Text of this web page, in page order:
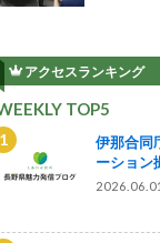
アクセスランキング
TOP5
伊那合同
ーション
2026.06.01